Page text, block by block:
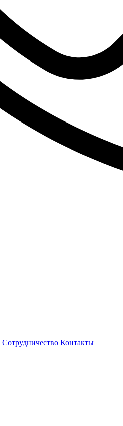
Сотрудничество Контакты